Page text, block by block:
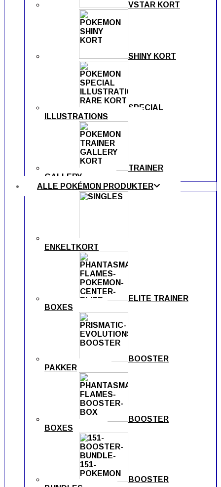
VSTAR KORT
SHINY KORT
SPECIAL
ILLUSTRATIONS
TRAINER
GALLERY
ALLE POKÉMON PRODUKTER
ENKELTKORT
ELITE TRAINER
BOXES
BOOSTER
PAKKER
BOOSTER
BOXES
BOOSTER